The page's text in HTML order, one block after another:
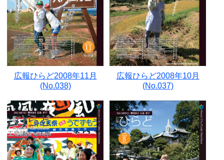
広報ひらど2008年11月
(No.038)
広報ひらど2008年10月
(No.037)